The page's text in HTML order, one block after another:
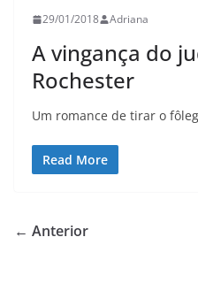
29/01/2018 Adriana
A vingança do
Rochester
Um romance de tirar o
Read More
← Anterior